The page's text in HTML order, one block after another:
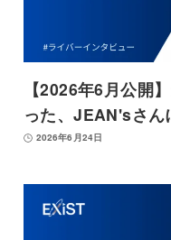
【2026年6月公開
った、JEAN'sさ
2026年6月24日